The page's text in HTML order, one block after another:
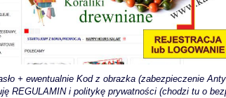
+ ewentualnie Kod z obrazka (zabezpieczenie
REGULAMIN i politykę prywatności (chodzi tu o